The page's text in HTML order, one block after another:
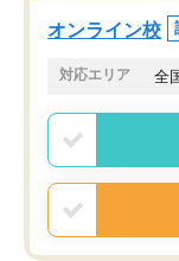
オンライン校
対応エリア 全